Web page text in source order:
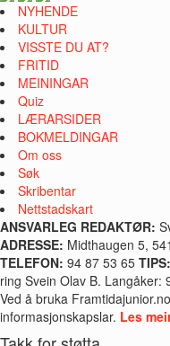
NYHENDE
KULTUR
VISSTE DU AT?
FRITID
MEININGAR
Quiz
LÆRARSIDER
BOKMELDINGAR
Om oss
Søk
Skribentar
Nettstadskart
ANSVARLEG REDAKTØR:
ADRESSE: Midthaugen 5,
TELEFON: 94 87 53 65 TIPS:
ring Svein Olav B. Langåker:
Ved å bruka
informasjonskapslar. Les